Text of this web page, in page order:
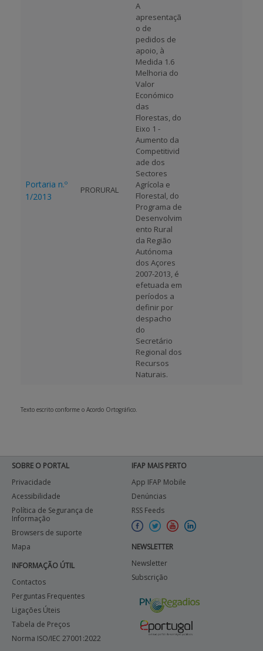
Portaria n.º
1/2013
PRORURAL
A
apresentaçã
o de
pedidos de
apoio, à
Medida 1.6
Melhoria do
Valor
Económico
das
Florestas, do
Eixo 1 -
Aumento da
Competitivid
ade dos
Sectores
Agrícola e
Florestal, do
Programa de
Desenvolvim
ento Rural
da Região
Autónoma
dos Açores
2007-2013, é
efetuada em
períodos a
definir por
despacho
do
Secretário
Regional dos
Recursos
Naturais.
Texto escrito conforme o Acordo Ortográfico.
SOBRE O PORTAL
Privacidade
Acessibilidade
Política de Segurança de
Informação
Browsers de suporte
Mapa
INFORMAÇÃO ÚTIL
Contactos
Perguntas Frequentes
Ligações Úteis
Tabela de Preços
Norma ISO/IEC 27001:2022
IFAP MAIS PERTO
App IFAP Mobile
Denúncias
RSS Feeds
NEWSLETTER
Newsletter
Subscrição